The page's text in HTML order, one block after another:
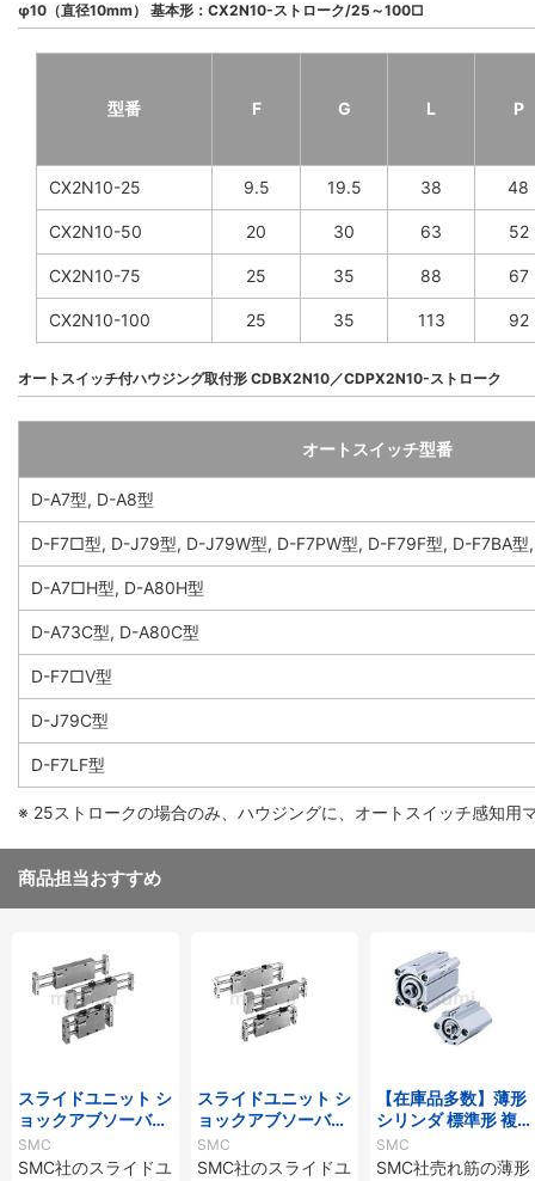
φ10（直径10mm） 基本形：CX2N10-ストローク/25～100□
型番 F G L P
CX2N10-25 9.5 19.5 38 48
CX2N10-50 20 30 63 52
CX2N10-75 25 35 88 67
CX2N10-100 25 35 113 92
オートスイッチ付ハウジング取付形 CDBX2N10／CDPX2N10-ストローク
オートスイッチ型番
D-A7型, D-A8型
D-F7□型, D-J79型, D-J79W型, D-F7PW型, D-F79F型, D-F7BA型
D-A7□H型, D-A80H型
D-A73C型, D-A80C型
D-F7□V型
D-J79C型
D-F7LF型
※ 25ストロークの場合のみ、ハウジングに、オートスイッチ感知用
商品担当おすすめ
スライドユニット シ
ョックアブソーバ内
蔵形 すべり軸受 CX
WMシリーズ
SMC
SMC社のスライドユ
スライドユニット シ
ョックアブソーバ内
蔵形 ボールブッシュ
軸受 CXWLシリー
SMC
SMC社のスライドユ
【在庫品多数】薄形
シリンダ 標準形 複
動・片ロッド CQ2
シリーズ
SMC
SMC社売れ筋の薄形